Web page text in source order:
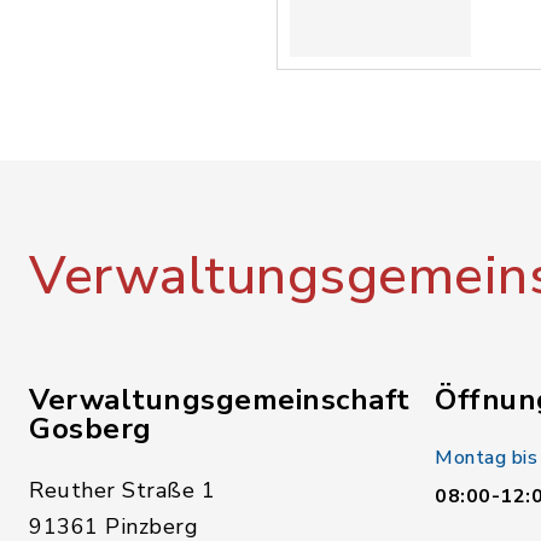
Verwaltungsgemeinschaft
Gosberg
Reuther Straße 1
91361 Pinzberg
Montag
08:00-